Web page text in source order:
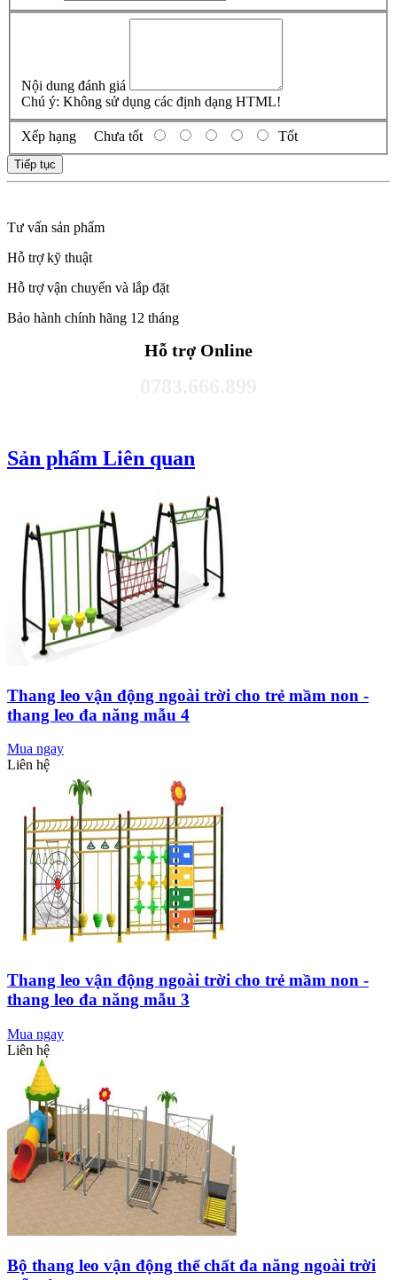
Nội dung đánh giá
Chú ý: Không sử dụng các định dạng HTML!
Xếp hạng Chưa tốt Tốt
Tiếp tục
Tư vấn sản phẩm
Hỗ trợ kỹ thuật
Hỗ trợ vận chuyển và lắp đặt
Bảo hành chính hãng 12 tháng
Hỗ trợ Online
Sản phẩm Liên quan
Thang leo vận động ngoài trời cho trẻ mầm non -
thang leo đa năng mẫu 4
Mua ngay
Liên hệ
Thang leo vận động ngoài trời cho trẻ mầm non -
thang leo đa năng mẫu 3
Mua ngay
Liên hệ
Bộ thang leo vận động thể chất đa năng ngoài trời